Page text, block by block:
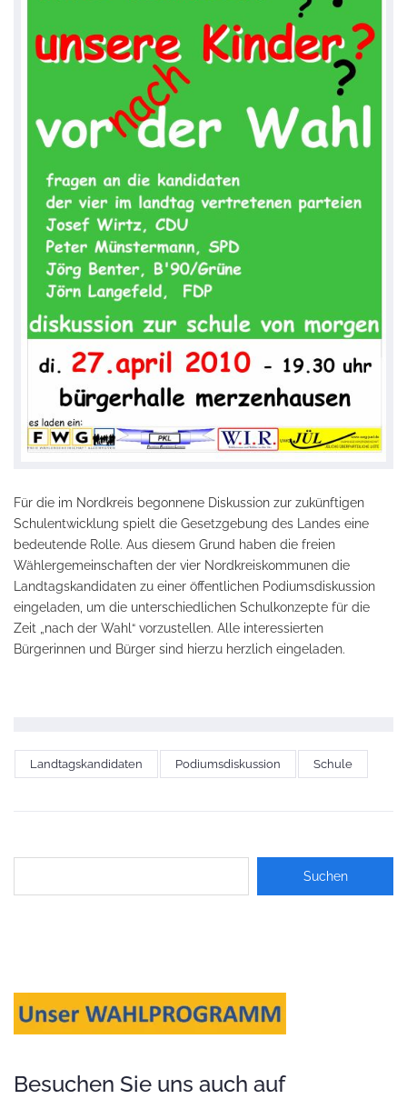
Für die im Nordkreis begonnene Diskussion zur zukünftigen
Schulentwicklung spielt die Gesetzgebung des Landes eine
bedeutende Rolle. Aus diesem Grund haben die freien
Wählergemeinschaften der vier Nordkreiskommunen die
Landtagskandidaten zu einer öffentlichen Podiumsdiskussion
eingeladen, um die unterschiedlichen Schulkonzepte für die
Zeit „nach der Wahl“ vorzustellen. Alle interessierten
Bürgerinnen und Bürger sind hierzu herzlich eingeladen.
Landtagskandidaten Podiumsdiskussion Schule
Besuchen Sie uns auch auf